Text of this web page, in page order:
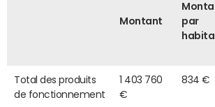
Montant
par
Total des produits
de fonctionnement
1 403 760
€
834 €